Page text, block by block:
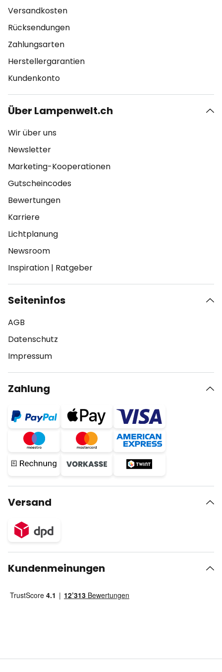
Versandkosten
Rücksendungen
Zahlungsarten
Herstellergarantien
Kundenkonto
Über Lampenwelt.ch
Wir über uns
Newsletter
Marketing-Kooperationen
Gutscheincodes
Bewertungen
Karriere
Lichtplanung
Newsroom
Inspiration | Ratgeber
Seiteninfos
AGB
Datenschutz
Impressum
Zahlung
Versand
Kundenmeinungen